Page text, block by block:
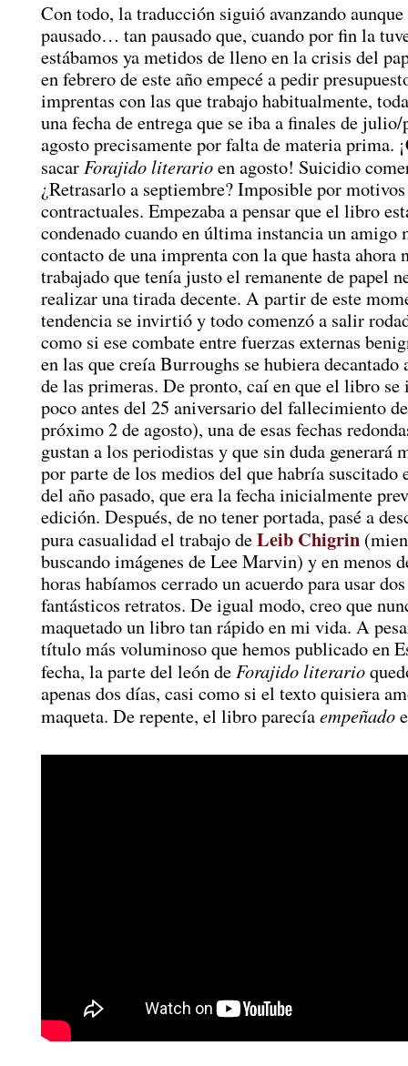
Con todo, la traducción siguió avanzando
pausado… tan pausado que, cuando por fin la
estábamos ya metidos de lleno en la crisis del
en febrero de este año empecé a pedir
imprentas con las que trabajo habitualmente,
una fecha de entrega que se iba a finales de
agosto precisamente por falta de materia prima.
sacar Forajido literarioen agosto! Suicidio
¿Retrasarlo a septiembre? Imposible por motivos
contractuales. Empezaba a pensar que el libro
condenado cuando en última instancia un amigo
contacto de una imprenta con la que hasta ahora
trabajado que tenía justo el remanente de papel
realizar una tirada decente. A partir de este
tendencia se invirtió y todo comenzó a salir
como si ese combate entre fuerzas externas
en las que creía Burroughs se hubiera decantado
de las primeras. De pronto, caí en que el libro se
poco antes del 25 aniversario del fallecimiento
próximo 2 de agosto), una de esas fechas
gustan a los periodistas y que sin duda generará
por parte de los medios del que habría suscitado
del año pasado, que era la fecha inicialmente
edición. Después, de no tener portada, pasé a
pura casualidad el trabajo deLeib Chigrin
buscando imágenes de Lee Marvin) y en menos
horas habíamos cerrado un acuerdo para usar
fantásticos retratos. De igual modo, creo que
maquetado un libro tan rápido en mi vida. A
título más voluminoso que hemos publicado en
fecha, la parte del león de Forajido literario
apenas dos días, casi como si el texto quisiera
maqueta. De repente, el libro parecíaempeñado